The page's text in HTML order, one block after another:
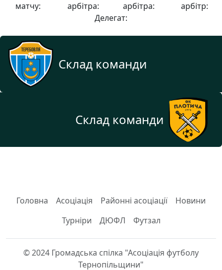
матчу:
арбітра:
арбітра:
арбітр:
Делегат:
Склад команди
Склад команди
Головна Асоціація Районні асоціації
Новини
Турніри
ДЮФЛ Футзал
© 2024 Громадська спілка "Асоціація футболу
Тернопільщини"